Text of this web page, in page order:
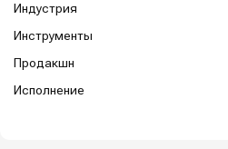
Индустрия
Инструменты
Продакшн
Исполнение